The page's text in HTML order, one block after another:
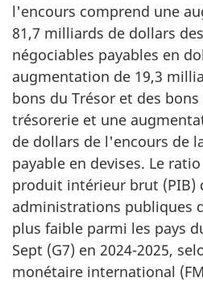
l'encours comprend une
81,7 milliards de dollars
négociables payables en
augmentation de 19,3
bons du Trésor et des
trésorerie et une
de dollars de l'encours de
payable en devises. Le
produit intérieur brut (PIB)
administrations publiques
plus faible parmi les pays
Sept (G7) en 2024-2025,
monétaire international